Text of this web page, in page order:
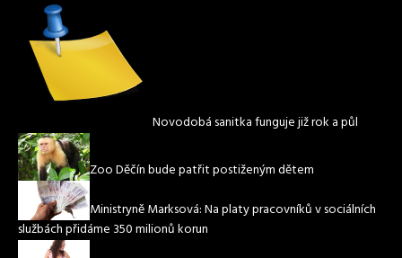
Novodobá sanitka funguje již rok a půl
Zoo Děčín bude patřit postiženým dětem
Ministryně Marksová: Na platy pracovníků v sociálních
službách přidáme 350 milionů korun